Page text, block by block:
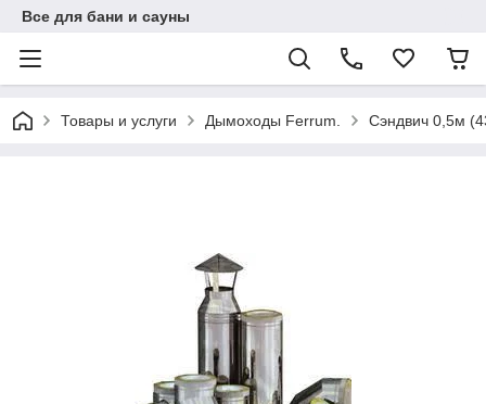
Все для бани и сауны
Товары и услуги Дымоходы Ferrum. Сэндвич 0,5м